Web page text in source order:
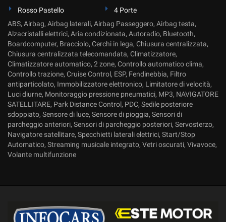
Rosso Pastello
4 Porte
ABS, Airbag, Airbag laterali, Airbag Passeggero, Airbag testa,
Alzacristalli elettrici, Aria condizionata, Autoradio, Bluetooth,
Boardcomputer, Bracciolo, Cerchi in lega, Chiusura centralizzata,
Chiusura centralizzata telecomandata, Climatizzatore,
Climatizzatore automatico, 2 zone, Controllo automatico clima,
Controllo trazione, Cruise Control, ESP, Fendinebbia, Filtro
antiparticolato, Immobilizzatore elettronico, Limitatore di velocità,
Luci diurne, Monitoraggio pressione pneumatici, MP3, NAVIGATORE
SATELLITARE, Park Distance Control, PDC, Sedile posteriore
sdoppiato, Sensore di luce, Sensore di pioggia, Sensori di
parcheggio anteriori, Sensori di parcheggio posteriori, Servosterzo,
Navigatore satellitare, Specchietti laterali elettrici, Start/Stop
Automatico, Streaming musicale integrato, Vetri oscurati, Vivavoce,
Volante multifunzione